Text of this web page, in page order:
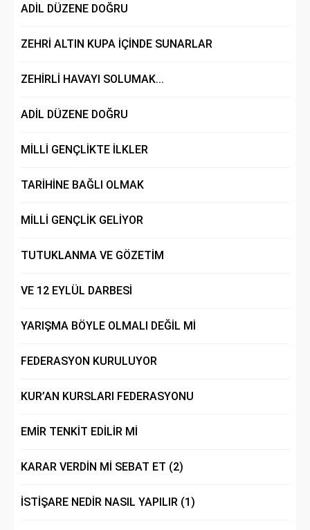
ADİL DÜZENE DOĞRU
ZEHRİ ALTIN KUPA İÇİNDE SUNARLAR
ZEHİRLİ HAVAYI SOLUMAK...
ADİL DÜZENE DOĞRU
MİLLİ GENÇLİKTE İLKLER
TARİHİNE BAĞLI OLMAK
MİLLİ GENÇLİK GELİYOR
TUTUKLANMA VE GÖZETİM
VE 12 EYLÜL DARBESİ
YARIŞMA BÖYLE OLMALI DEĞİL Mİ
FEDERASYON KURULUYOR
KUR’AN KURSLARI FEDERASYONU
EMİR TENKİT EDİLİR Mİ
KARAR VERDİN Mİ SEBAT ET (2)
İSTİŞARE NEDİR NASIL YAPILIR (1)